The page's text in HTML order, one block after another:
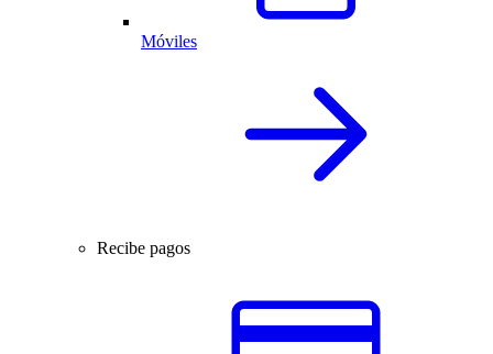
Móviles
Recibe pagos